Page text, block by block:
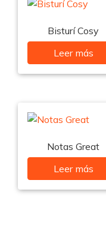
Bisturí Cosy
Leer más
Notas Great
Leer más